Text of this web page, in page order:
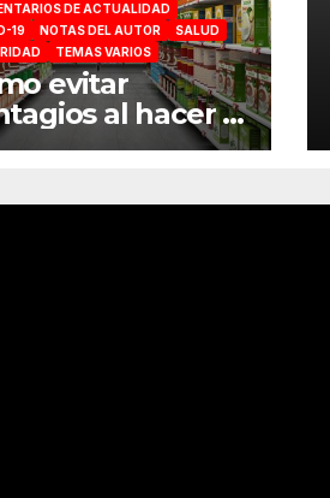
DE ACTUALIDAD
19
NOTAS DEL AUTOR
SALUD
TEMAS VARIOS
evitar
al hacer la
en el